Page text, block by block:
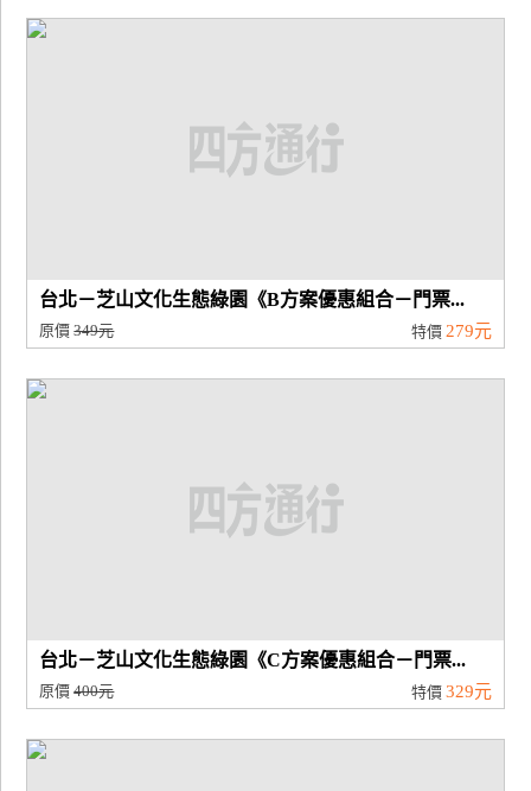
伴
台北－芝山文化生態綠園《B方案優惠組合－門票...
原價349元 特價 279元
台北－芝山文化生態綠園《C方案優惠組合－門票...
原價400元 特價 329元